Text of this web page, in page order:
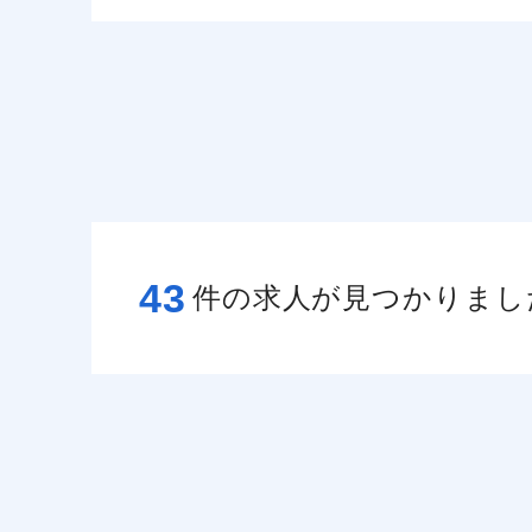
43 件の求人が見つかりま